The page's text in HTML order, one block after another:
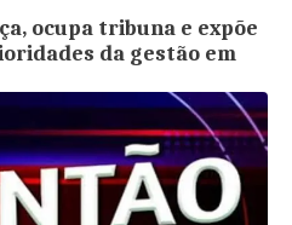
ocupa tribuna e expõe
da gestão em